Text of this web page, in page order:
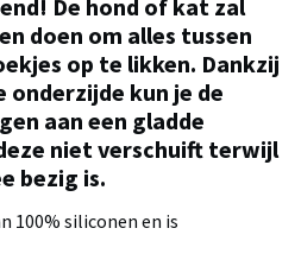
De hond of kat zal
doen om alles tussen
op te likken. Dankzij
onderzijde kun je de
aan een gladde
niet verschuift terwijl
bezig is.
100% siliconen en is